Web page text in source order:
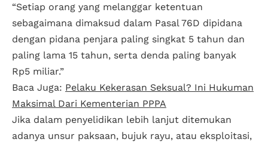
“Setiap orang yang melanggar ketentuan
sebagaimana dimaksud dalam Pasal 76D dipidana
dengan pidana penjara paling singkat 5 tahun dan
paling lama 15 tahun, serta denda paling banyak
Rp5 miliar.”
Baca Juga: Pelaku Kekerasan Seksual? Ini Hukuman
Maksimal Dari Kementerian PPPA
Jika dalam penyelidikan lebih lanjut ditemukan
adanya unsur paksaan, bujuk rayu, atau eksploitasi,